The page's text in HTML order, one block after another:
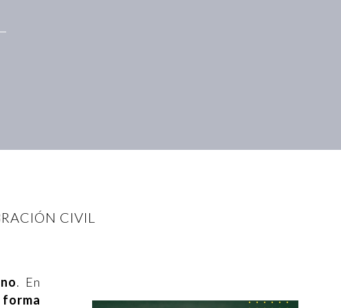
CIVIL
. En
forma